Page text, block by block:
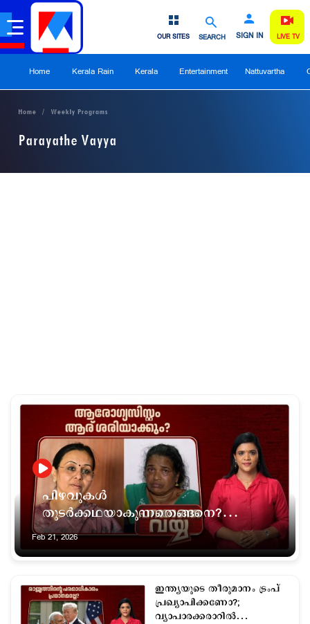
SEARCH SIGN IN
OUR SITES LIVE TV
Home Kerala Rain Kerala Entertainment Nattuvartha
Home Weekly Programs
Parayathe Vayya
പിഴവുകള്‍
തുടര്‍ക്കഥയാകുന്നതെങ്ങനെ?
അധികാരത്തിന്
ഉത്തരവാദിത്തങ്ങളില്ലേ?
Feb 21, 2026
ഇന്ത്യയുടെ തീരുമാനം ട്രംപ്
പ്രഖ്യാപിക്കണോ?;
വ്യാപാരക്കരാറില്‍